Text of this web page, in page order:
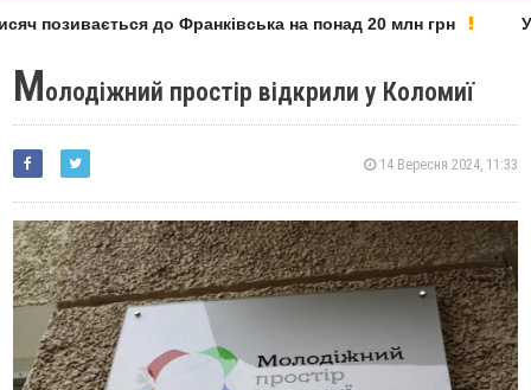
позивається до Франківська на понад 20 млн грн У
Молодіжний простір відкрили у Коломиї
14 Вересня 2024, 11:33